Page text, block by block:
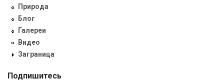
Природа
Блог
Галереи
Видео
Заграница
Подпишитесь